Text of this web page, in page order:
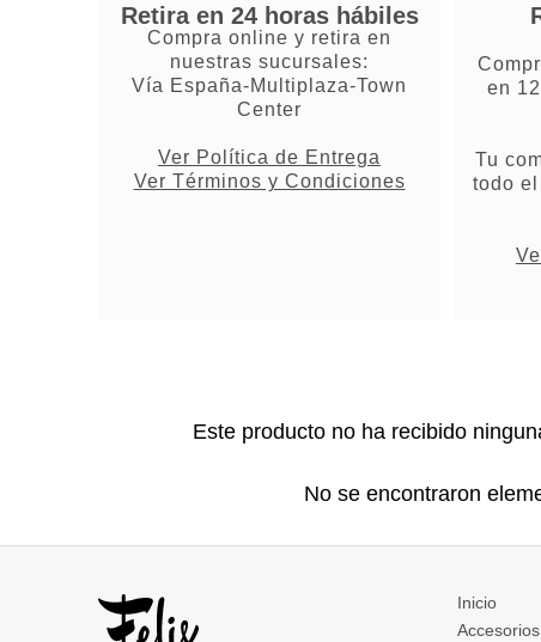
Retira en 24 horas hábiles
Compra online y retira en
nuestras sucursales:
Vía España-Multiplaza-Town
Center
Ver Política de Entrega
Ver Términos y Condiciones
en
Tu
todo
Este producto no ha recibido
No se encontraron
Inicio
Accesorios